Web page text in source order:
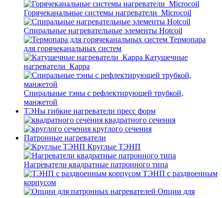
Горячеканальные системы нагреватели_Microcoil
Спиральные нагревательные элементы Hotcoil
Термопара
для горячеканальных систем
Катушечные
нагреватели_Карра
Спиральные тэны с рефлектирующей трубкой,
манжетой
ТЭНы гибкие нагреватели пресс форм
квадратного сечения
круглого сечения
Патронные нагреватели
Круглые ТЭНП
Нагреватели квадратные патронного типа
ТЭНП с раздвоенным
корпусом
Опции для